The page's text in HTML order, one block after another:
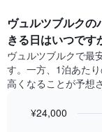
ヴュルツブルク​
きる日はいつです
ヴュルツブルク​で最
す。一方、1泊あた
高くなることが予想
¥24,000